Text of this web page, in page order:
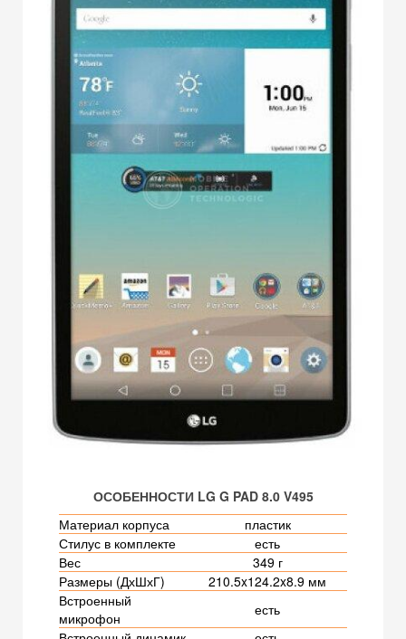
ОСОБЕННОСТИ LG G PAD 8.0 V495
Материал корпуса
пластик
Стилус в комплекте
есть
Вес
349 г
Размеры (ДхШхГ)
210.5x124.2x8.9 мм
Встроенный
микрофон
есть